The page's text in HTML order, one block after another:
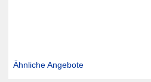
Ähnliche Angebote